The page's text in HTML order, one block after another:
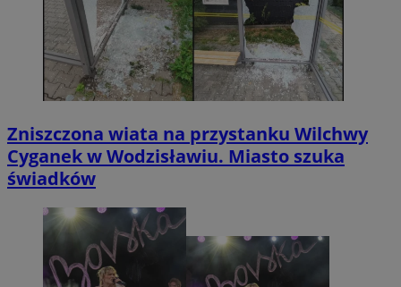
Zniszczona wiata na przystanku Wilchwy
Cyganek w Wodzisławiu. Miasto szuka
świadków